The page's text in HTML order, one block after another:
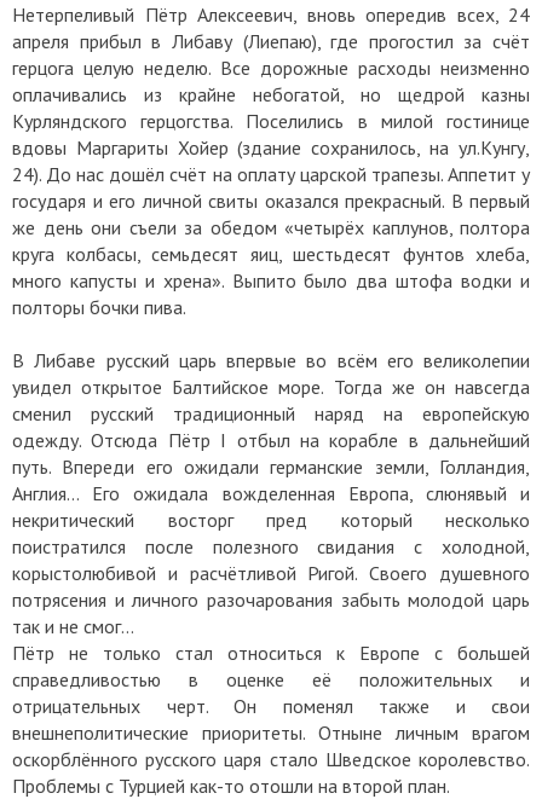
Нетерпеливый Пётр Алексеевич, вновь опередив всех, 24
апреля прибыл в Либаву (Лиепаю), где прогостил за счёт
герцога целую неделю. Все дорожные расходы неизменно
оплачивались из крайне небогатой, но щедрой казны
Курляндского герцогства. Поселились в милой гостинице
вдовы Маргариты Хойер (здание сохранилось, на ул.Кунгу,
24). До нас дошёл счёт на оплату царской трапезы. Аппетит у
государя и его личной свиты оказался прекрасный. В первый
же день они съели за обедом «четырёх каплунов, полтора
круга колбасы, семьдесят яиц, шестьдесят фунтов хлеба,
много капусты и хрена». Выпито было два штофа водки и
полторы бочки пива.
В Либаве русский царь впервые во всём его великолепии
увидел открытое Балтийское море. Тогда же он навсегда
сменил русский традиционный наряд на европейскую
одежду. Отсюда Пётр I отбыл на корабле в дальнейший
путь. Впереди его ожидали германские земли, Голландия,
Англия… Его ожидала вожделенная Европа, слюнявый и
некритический восторг пред который несколько
поистратился после полезного свидания с холодной,
корыстолюбивой и расчётливой Ригой. Своего душевного
потрясения и личного разочарования забыть молодой царь
так и не смог…
Пётр не только стал относиться к Европе с большей
справедливостью в оценке её положительных и
отрицательных черт. Он поменял также и свои
внешнеполитические приоритеты. Отныне личным врагом
оскорблённого русского царя стало Шведское королевство.
Проблемы с Турцией как-то отошли на второй план.